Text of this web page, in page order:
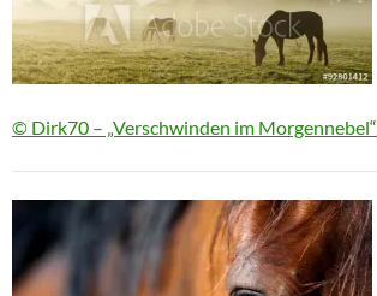
© Dirk70 – „Verschwinden im Morgennebel“